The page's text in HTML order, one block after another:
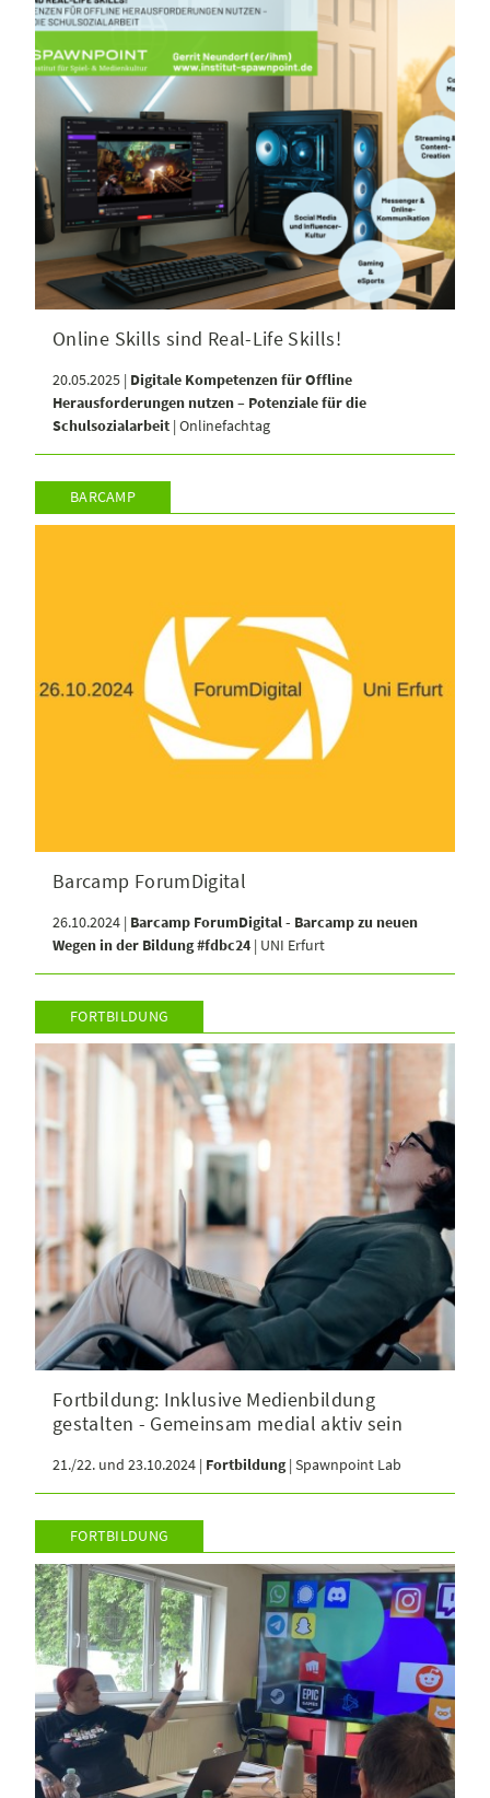
Online Skills sind Real-Life Skills!
20.05.2025 | Digitale Kompetenzen für Offline
Herausforderungen nutzen – Potenziale für die
Schulsozialarbeit | Onlinefachtag
BARCAMP
Barcamp ForumDigital
26.10.2024 | Barcamp ForumDigital - Barcamp zu neuen
Wegen in der Bildung #fdbc24 | UNI Erfurt
FORTBILDUNG
Fortbildung: Inklusive Medienbildung
gestalten - Gemeinsam medial aktiv sein
21./22. und 23.10.2024 | Fortbildung| Spawnpoint Lab
FORTBILDUNG